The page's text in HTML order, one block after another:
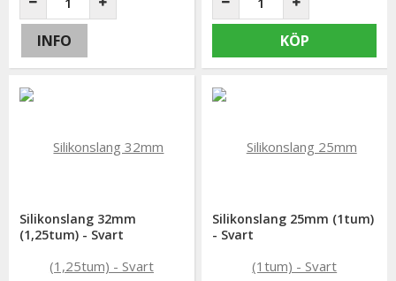
INFO KÖP
Silikonslang 32mm
(1,25tum) - Svart
Silikonslang 25mm (1tum)
- Svart